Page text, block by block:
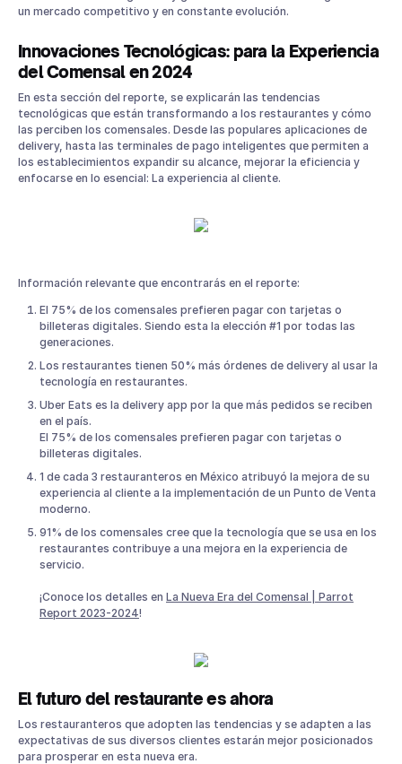
un mercado competitivo y en constante evolución.
Innovaciones Tecnológicas: para la Experiencia
del Comensal en 2024
En esta sección del reporte, se explicarán las tendencias
tecnológicas que están transformando a los restaurantes y cómo
las perciben los comensales. Desde las populares aplicaciones de
delivery, hasta las terminales de pago inteligentes que permiten a
los establecimientos expandir su alcance, mejorar la eficiencia y
enfocarse en lo esencial: La experiencia al cliente.
Información relevante que encontrarás en el reporte:
El 75% de los comensales prefieren pagar con tarjetas o
billeteras digitales. Siendo esta la elección #1 por todas las
generaciones.
Los restaurantes tienen 50% más órdenes de delivery al usar la
tecnología en restaurantes.
Uber Eats es la delivery app por la que más pedidos se reciben
en el país.
El 75% de los comensales prefieren pagar con tarjetas o
billeteras digitales.
1 de cada 3 restauranteros en México atribuyó la mejora de su
experiencia al cliente a la implementación de un Punto de Venta
moderno.
91% de los comensales cree que la tecnología que se usa en los
restaurantes contribuye a una mejora en la experiencia de
servicio.
¡Conoce los detalles en La Nueva Era del Comensal | Parrot
Report 2023-2024!
El futuro del restaurante es ahora
Los restauranteros que adopten las tendencias y se adapten a las
expectativas de sus diversos clientes estarán mejor posicionados
para prosperar en esta nueva era.